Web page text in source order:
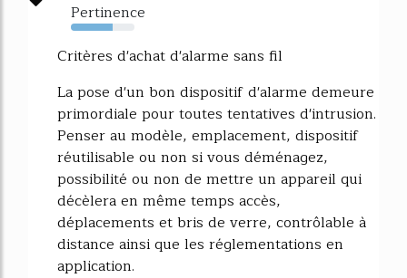
Pertinence
66%
Critères d'achat d'alarme sans fil
La pose d'un bon dispositif d'alarme demeure
primordiale pour toutes tentatives d'intrusion.
Penser au modèle, emplacement, dispositif
réutilisable ou non si vous déménagez,
possibilité ou non de mettre un appareil qui
décèlera en même temps accès,
déplacements et bris de verre, contrôlable à
distance ainsi que les réglementations en
application.